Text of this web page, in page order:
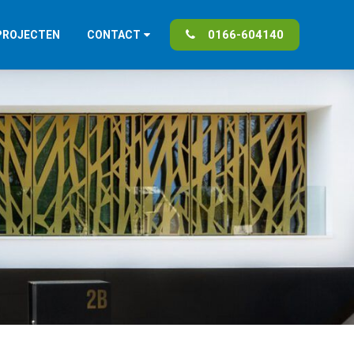
CONTACT 0166-604140